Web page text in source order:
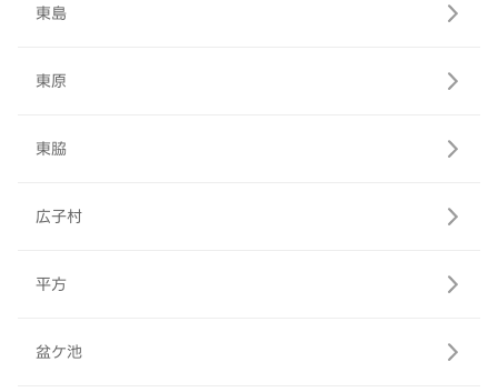
東島
東原
東脇
広子村
平方
盆ケ池